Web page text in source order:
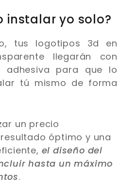
instalar yo solo?
tus logotipos 3d en
llegarán con
adhesiva para que lo
tú mismo de forma
un precio
óptimo y una
el diseño del
hasta un máximo
.